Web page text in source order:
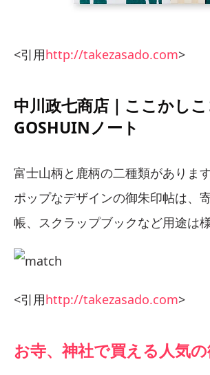
<引用http://takezasado.com>
中川政七商店｜ここかし
GOSHUINノート
富士山柄と鹿柄の二種類がありま
ポップなデザインの御朱印帖は、
帳、スクラップブックなど用途は
<引用http://takezasado.com>
お寺、神社で買える人気